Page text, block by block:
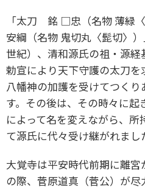
「太刀 銘 □忠（名物 薄緑
安綱（名物 鬼切丸〈髭切〉
世紀）、清和源氏の祖・源経
勅宣により天下守護の太刀
八幡神の加護を受けてつく
す。その後は、その時々に起
によって名を変えながら、
て源氏に代々受け継がれまし
大覚寺は平安時代前期に離
の際、菅原道真（菅公）が